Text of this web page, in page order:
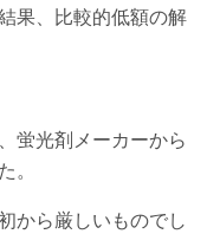
果、比較的低額の解
蛍光剤メーカーから
から厳しいものでし